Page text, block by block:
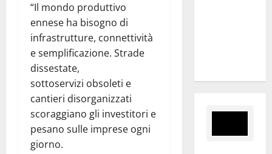
“Il mondo produttivo
ennese ha bisogno di
infrastrutture, connettività
e semplificazione. Strade
dissestate,
sottoservizi obsoleti e
cantieri disorganizzati
scoraggiano gli investitori e
pesano sulle imprese ogni
giorno.